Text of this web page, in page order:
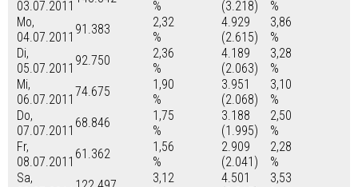
03.07.2011
%
(3.218)
%
Mo,
04.07.2011
91.383
2,32
%
4.929
(2.615)
3,86
%
Di,
05.07.2011
92.750
2,36
%
4.189
(2.063)
3,28
%
Mi,
06.07.2011
74.675
1,90
%
3.951
(2.068)
3,10
%
Do,
07.07.2011
68.846
1,75
%
3.188
(1.995)
2,50
%
Fr,
08.07.2011
61.362
1,56
%
2.909
(2.041)
2,28
%
Sa,
3,12
4.501
3,53